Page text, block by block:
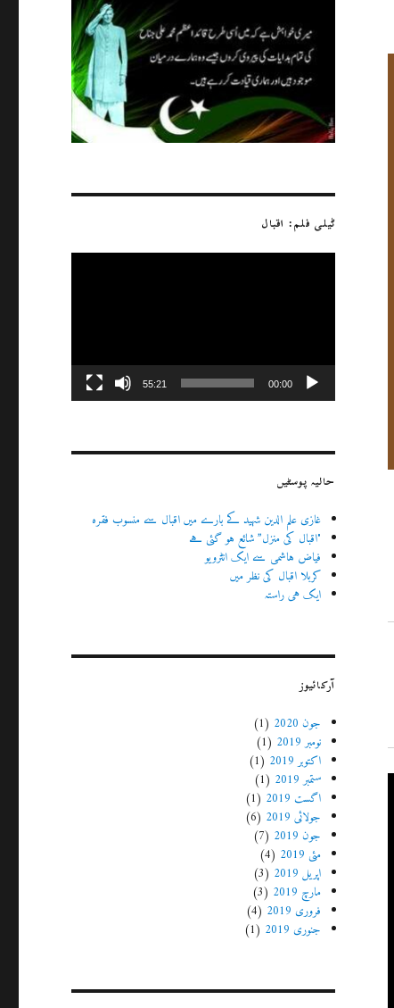
ٹیلی فلم: اقبال
00:00
55:21
حالیہ پوسٹیں
غازی علم الدین شہید کے بارے میں اقبال سے منسوب فقرہ
"اقبال کی منزل” شائع ہو گئی ہے
فیاض ہاشمی سے ایک انٹرویو
کربلا اقبال کی نظر میں
ایک ہی راستہ
آرکائیوز
جون 2020
(1)
نومبر 2019
(1)
اکتوبر 2019
(1)
ستمبر 2019
(1)
اگست 2019
(1)
جولائی 2019
(6)
جون 2019
(7)
مئی 2019
(4)
اپریل 2019
(3)
مارچ 2019
(3)
فروری 2019
(4)
جنوری 2019
(1)